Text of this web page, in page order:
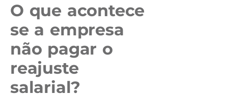
O que acontece
se a empresa
não pagar o
reajuste
salarial?